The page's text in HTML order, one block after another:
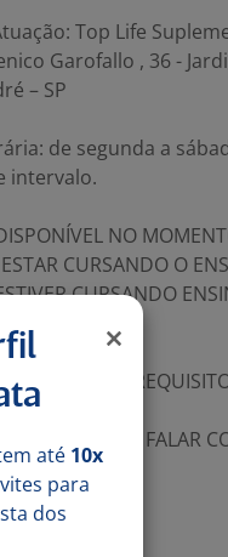
Top Life
Garofallo , 36 -
– SP
de segunda a
intervalo.
NO
ESTAR CURSANDO O
CURSANDO
TODOS OS
(11) 2325-8595 . FALAR
resultado
até 10x
para
dos